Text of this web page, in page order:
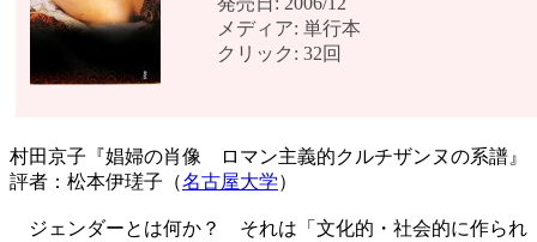
メディア: 単行本
クリック: 32回
村田京子『娼婦の肖像 ロマン主義的クルチザンヌの系譜』
評者：松本伊瑳子（名古屋大学）
ジェンダーとは何か？ それは「文化的・社会的に作られ